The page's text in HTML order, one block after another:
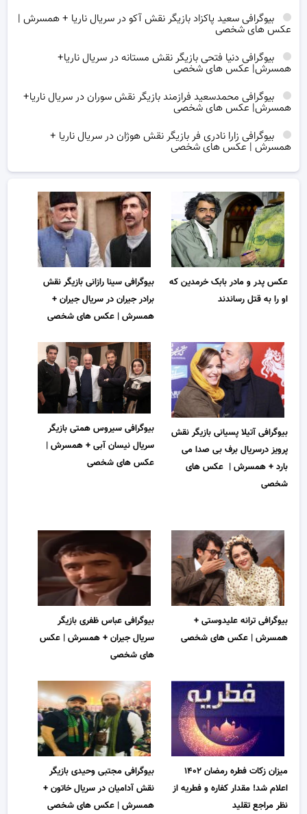
بیوگرافی سعید پاکزاد بازیگر نقش آکو در سریال ناریا + همسرش |
عکس های شخصی
بیوگرافی دنیا فتحی بازیگر نقش مستانه در سریال ناریا+
همسرش| عکس های شخصی
بیوگرافی محمدسعید فرازمند بازیگر نقش سوران در سریال ناریا+
همسرش| عکس های شخصی
بیوگرافی زارا نادری فر بازیگر نقش هوژان در سریال ناریا +
همسرش | عکس های شخصی
عکس پدر و مادر بابک خرمدین که
او را به قتل رساندند
بیوگرافی سینا رازانی بازیگر نقش
برادر جیران در سریال جیران +
همسرش | عکس های شخصی
بیوگرافی آتیلا پسیانی بازیگر نقش
پرویز درسریال برف بی صدا می
بارد + همسرش | عکس های
شخصی
بیوگرافی سیروس همتی بازیگر
سریال نیسان آبی + همسرش |
عکس های شخصی
بیوگرافی ترانه علیدوستی +
همسرش | عکس های شخصی
بیوگرافی عباس ظفری بازیگر
سریال جیران + همسرش | عکس
های شخصی
میزان زکات فطره رمضان ۱۴۰۲
اعلام شد! مقدار کفاره و فطریه از
نظر مراجع تقلید
بیوگرافی مجتبی وحیدی بازیگر
نقش آدامیان در سریال خاتون +
همسرش | عکس های شخصی